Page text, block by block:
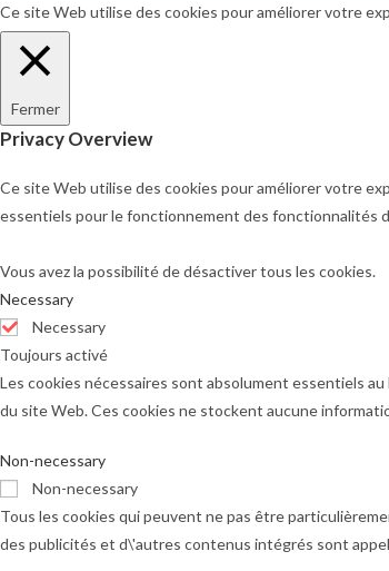
Ce site Web utilise des cookies pour améliorer votre
Fermer
Privacy Overview
Ce site Web utilise des cookies pour améliorer votre
essentiels pour le fonctionnement des fonctionnalités
Vous avez la possibilité de désactiver tous les cookies.
Necessary
Necessary
Toujours activé
Les cookies nécessaires sont absolument essentiels
du site Web. Ces cookies ne stockent aucune
Non-necessary
Non-necessary
Tous les cookies qui peuvent ne pas être
des publicités et d\'autres contenus intégrés sont